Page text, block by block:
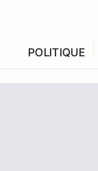
POLITIQUE